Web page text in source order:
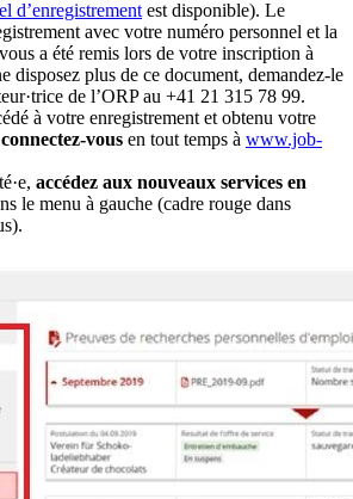
d’enregistrement est disponible). Le
avec votre numéro personnel et la
a été remis lors de votre inscription à
disposez plus de ce document, demandez-le
de l’ORP au +41 21 315 78 99.
à votre enregistrement et obtenu votre
connectez-vous en tout temps à www.job-
accédez aux nouveaux services en
le menu à gauche (cadre rouge dans